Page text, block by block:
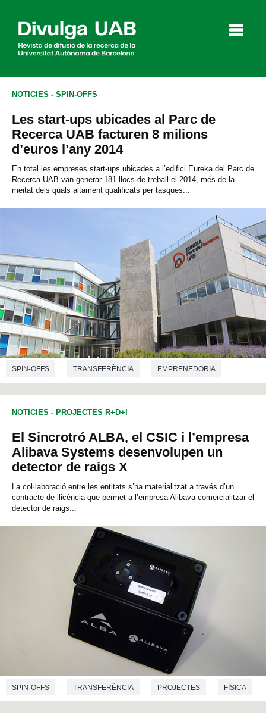
Agenda
NOTICIES - SPIN-OFFS
Les start-ups ubicades al Parc de
Recerca UAB facturen 8 milions
d’euros l’any 2014
En total les empreses start-ups ubicades a l’edifici Eureka del Parc de
Recerca UAB van generar 181 llocs de treball el 2014, més de la
meitat dels quals altament qualificats per tasques...
SPIN-OFFS TRANSFERÈNCIA EMPRENEDORIA
NOTICIES - PROJECTES R+D+I
El Sincrotró ALBA, el CSIC i l’empresa
Alibava Systems desenvolupen un
detector de raigs X
La col·laboració entre les entitats s’ha materialitzat a través d’un
contracte de llicència que permet a l’empresa Alibava comercialitzar el
detector de raigs...
SPIN-OFFS TRANSFERÈNCIA PROJECTES FÍSICA
ENGINYERIA ELECTRÒNICA